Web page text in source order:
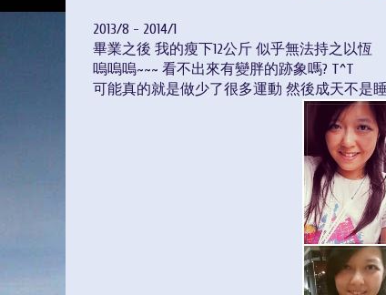
2013/8 - 2014/1
畢業之後 我的瘦下12公斤 似乎無法持之以恆
嗚嗚嗚~~~ 看不出來有變胖的跡象嗎? T^T
可能真的就是做少了很多運動 然後成天不是